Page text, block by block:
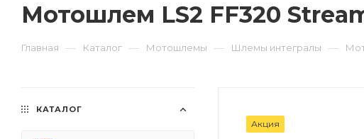
Мотошлем LS2 FF320
Главная — Каталог — Мотошлемы — Шлемы интегралы —
Акция
КАТАЛОГ